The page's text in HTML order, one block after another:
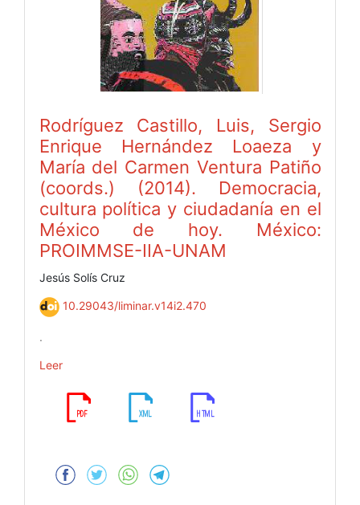
Rodríguez Castillo, Luis, Sergio
Enrique Hernández Loaeza y
María del Carmen Ventura Patiño
(coords.) (2014). Democracia,
cultura política y ciudadanía en el
México de hoy. México:
PROIMMSE-IIA-UNAM
Jesús Solís Cruz
10.29043/liminar.v14i2.470
.
Leer